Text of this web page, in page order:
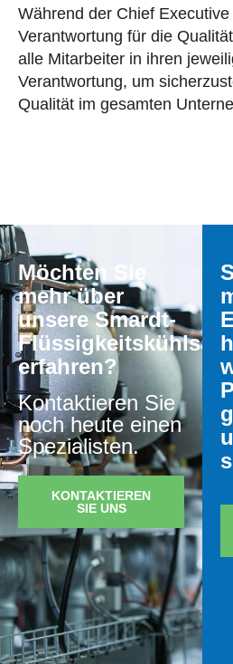
Während der Chief
Verantwortung für die
alle Mitarbeiter in ihren
Verantwortung, um
Qualität im gesamten
Möchten Sie
mehr über
unsere Smardt-
erfahren?
Kontaktieren Sie
noch heute einen
Spezialisten.
KONTAKTIEREN
SIE UNS